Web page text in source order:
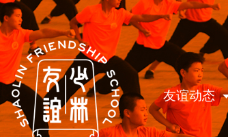
友谊动态